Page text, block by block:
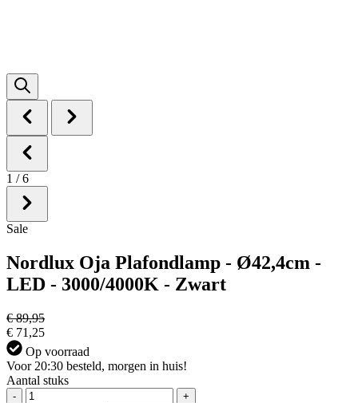
1 / 6
Sale
Nordlux Oja Plafondlamp - Ø42,4cm -
LED - 3000/4000K - Zwart
€ 89,95
€ 71,25
Op voorraad
Voor 20:30 besteld, morgen in huis!
Aantal stuks
-
+